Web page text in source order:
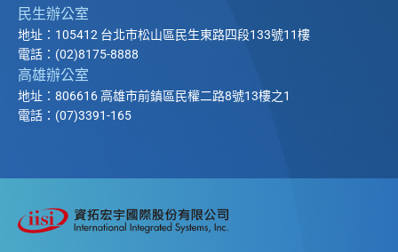
民生辦公室
地址：105412 台北市松山區民生東路四段133號11樓
電話：(02)8175-8888
高雄辦公室
地址：806616 高雄市前鎮區民權二路8號13樓之1
電話：(07)3391-165